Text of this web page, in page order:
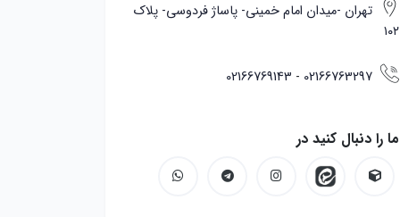
تهران -میدان امام خمینی- پاساژ فردوسی- پلاک
۱۰۲
02166763297
-
02166769143
ما را دنبال کنید در